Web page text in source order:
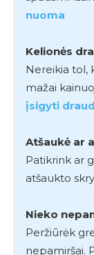
nuoma
Kelionės
Nereikia tol,
mažai
įsigyti
Atšaukė ar
Patikrink ar
atšaukto
Nieko
Peržiūrėk
nepamiršai.